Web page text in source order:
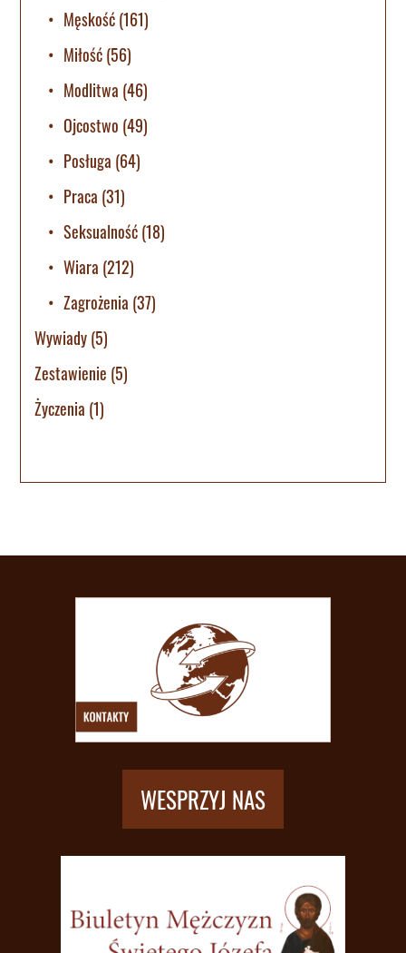
Męskość(161)
Miłość(56)
Modlitwa (46)
Ojcostwo (49)
Posługa (64)
Praca (31)
Seksualność(18)
Wiara (212)
Zagrożenia (37)
Wywiady(5)
Zestawienie (5)
Życzenia (1)
WESPRZYJ NAS